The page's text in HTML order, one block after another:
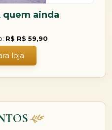
ainda
R$ R$ 59,90
loja